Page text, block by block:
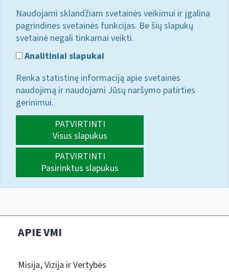
Naudojami sklandžiam svetainės veikimui ir įgalina
pagrindines svetainės funkcijas. Be šių slapukų
svetainė negali tinkamai veikti.
Analitiniai slapukai
Renka statistinę informaciją apie svetainės
naudojimą ir naudojami Jūsų naršymo patirties
gerinimui.
PATVIRTINTI
Visus slapukus
PATVIRTINTI
Pasirinktus slapukus
APIE VMI
Misija, Vizija ir Vertybės